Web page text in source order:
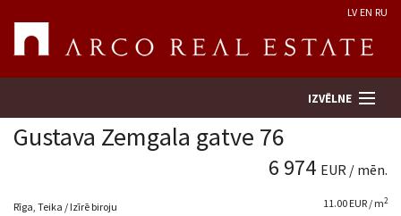
LV EN RU
IZVĒLNE
Gustava Zemgala gatve 76
6 974 EUR / mēn.
Rīga, Teika / Izīrē biroju 11.00 EUR / m2